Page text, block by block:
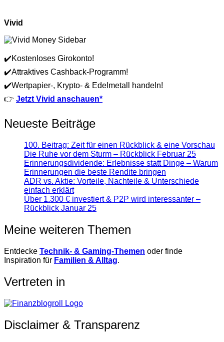
Vivid
✔️Kostenloses Girokonto!
✔️Attraktives Cashback-Programm!
✔️Wertpapier-, Krypto- & Edelmetall handeln!
👉 Jetzt Vivid anschauen*
Neueste Beiträge
100. Beitrag: Zeit für einen Rückblick & eine Vorschau
Die Ruhe vor dem Sturm – Rückblick Februar 25
Erinnerungsdividende: Erlebnisse statt Dinge – Warum
Erinnerungen die beste Rendite bringen
ADR vs. Aktie: Vorteile, Nachteile & Unterschiede
einfach erklärt
Über 1.300 € investiert & P2P wird interessanter –
Rückblick Januar 25
Meine weiteren Themen
Entdecke Technik- & Gaming-Themen oder finde
Inspiration für Familien & Alltag.
Vertreten in
Disclaimer & Transparenz